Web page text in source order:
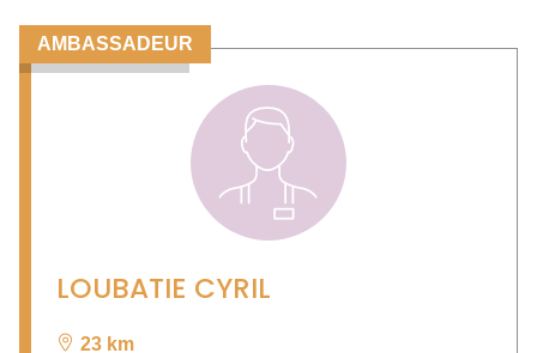
AMBASSADEUR
LOUBATIE CYRIL
23 km